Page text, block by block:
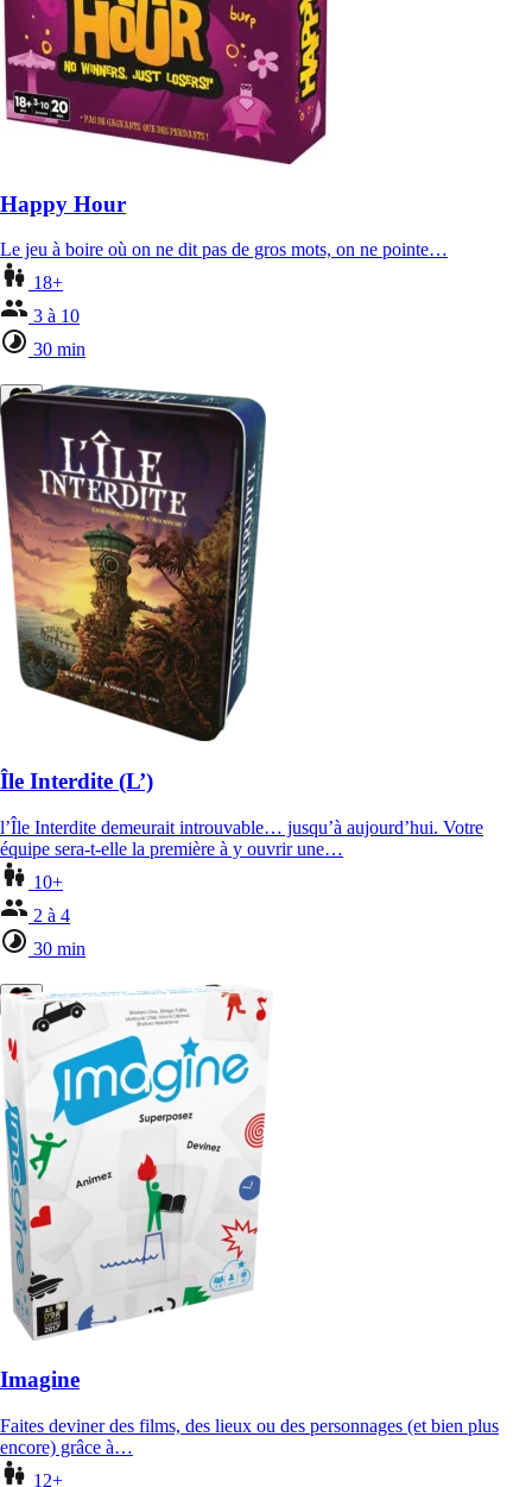
Happy Hour
Le jeu à boire où on ne dit pas de gros mots, on ne pointe…
18+
3 à 10
30 min
Île Interdite (L’)
l’Île Interdite demeurait introuvable… jusqu’à aujourd’hui. Votre
équipe sera-t-elle la première à y ouvrir une…
10+
2 à 4
30 min
Imagine
Faites deviner des films, des lieux ou des personnages (et bien plus
encore) grâce à…
12+